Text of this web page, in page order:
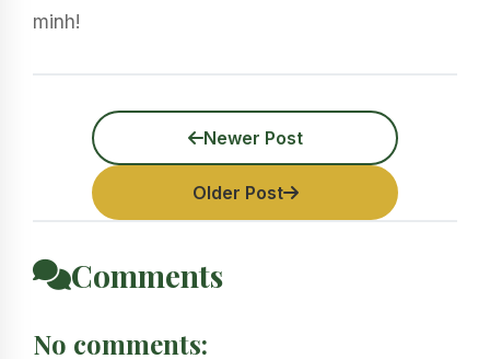
minh!
Newer Post
Older Post
Comments
No comments: